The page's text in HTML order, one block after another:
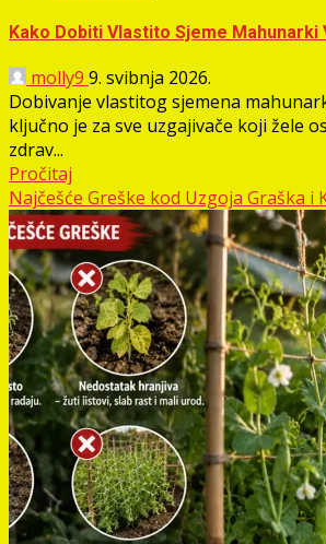
Kako Dobiti Vlastito Sjeme
molly9 9. svibnja 2026.
Dobivanje vlastitog sjemena
ključno je za sve uzgajivače koji žele
zdrav...
Pročitaj
Najčešće Greške kod Uzgoja Graška i